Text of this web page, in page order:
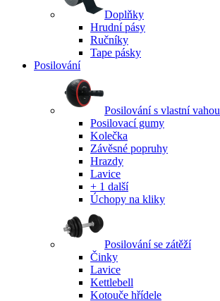
Doplňky
Hrudní pásy
Ručníky
Tape pásky
Posilování
Posilování s vlastní vahou
Posilovací gumy
Kolečka
Závěsné popruhy
Hrazdy
Lavice
+ 1 další
Úchopy na kliky
Posilování se zátěží
Činky
Lavice
Kettlebell
Kotouče hřídele